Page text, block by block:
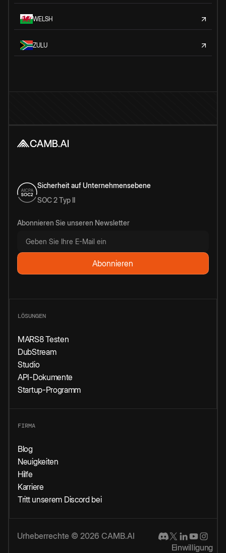
WELSH
ZULU
Sicherheit auf Unternehmensebene
SOC 2 Typ II
Abonnieren Sie unseren Newsletter
LÖSUNGEN
MARS8 Testen
DubStream
Studio
API-Dokumente
Startup-Programm
FIRMA
Blog
Neuigkeiten
Hilfe
Karriere
Tritt unserem Discord bei
Urheberrechte © 2026 CAMB.AI
Einwilligung